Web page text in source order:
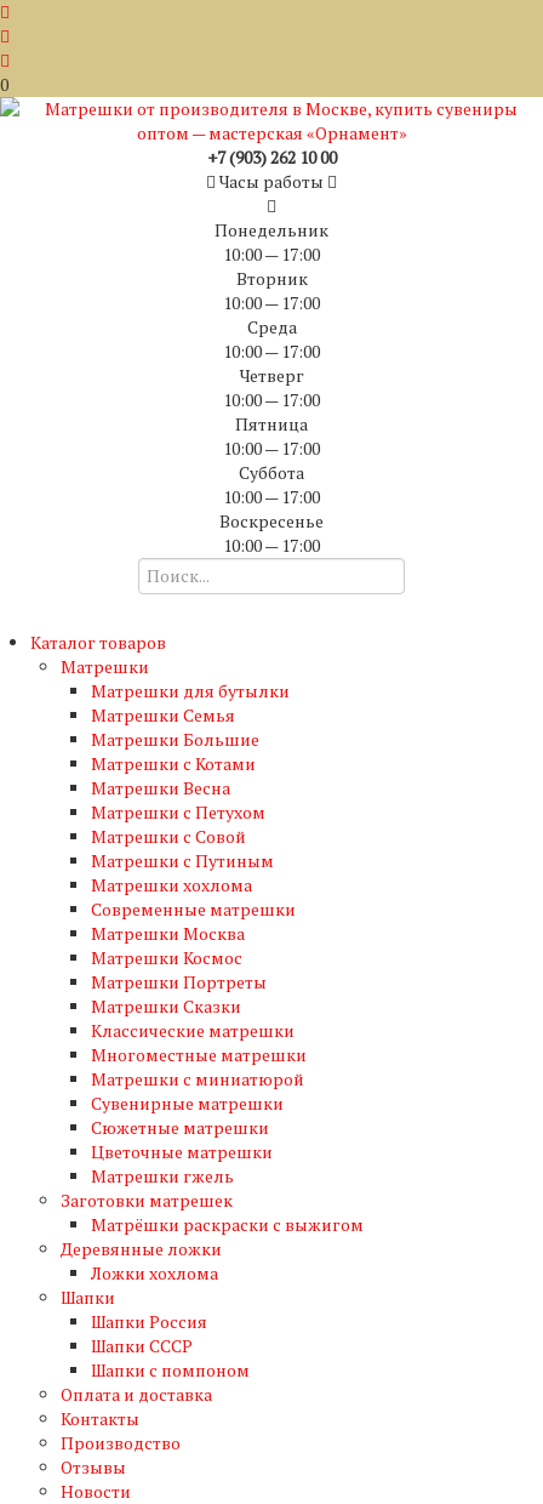
0
+7 (903) 262 10 00
Часы работы
Понедельник
10:00 — 17:00
Вторник
10:00 — 17:00
Среда
10:00 — 17:00
Четверг
10:00 — 17:00
Пятница
10:00 — 17:00
Суббота
10:00 — 17:00
Воскресенье
10:00 — 17:00
Каталог товаров
Матрешки
Матрешки для бутылки
Матрешки Семья
Матрешки Большие
Матрешки с Котами
Матрешки Весна
Матрешки с Петухом
Матрешки с Совой
Матрешки с Путиным
Матрешки хохлома
Современные матрешки
Матрешки Москва
Матрешки Космос
Матрешки Портреты
Матрешки Сказки
Классические матрешки
Многоместные матрешки
Матрешки с миниатюрой
Сувенирные матрешки
Сюжетные матрешки
Цветочные матрешки
Матрешки гжель
Заготовки матрешек
Матрёшки раскраски с выжигом
Деревянные ложки
Ложки хохлома
Шапки
Шапки Россия
Шапки СССР
Шапки с помпоном
Оплата и доставка
Контакты
Производство
Отзывы
Новости